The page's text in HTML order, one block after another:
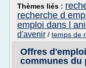
Thèmes liés :
recherche d
emploi dans l
d'avenir / temps de
Offres
communes du